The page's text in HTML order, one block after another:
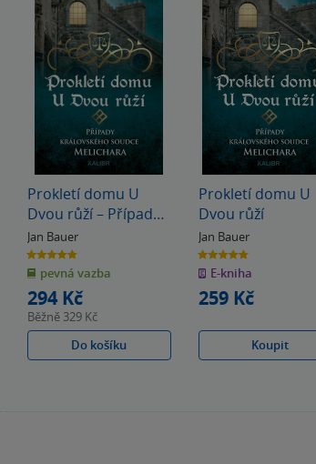
Prokletí domu U
Dvou růží – Případy
královského soudce
Melichara
Jan Bauer
4.8
z
5
hvězdiček
pevná vazba
294 Kč
Běžně 329 Kč
Do košíku
Prokletí domu U
Dvou růží
Jan Bauer
4.8
z
5
hvězdiček
E-kniha
259 Kč
Koupit